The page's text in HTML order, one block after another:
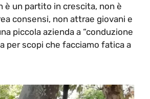
è un partito in crescita, non è
consensi, non attrae giovani e
piccola azienda a “conduzione
per scopi che facciamo fatica a